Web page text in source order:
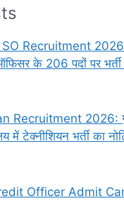
SO Recruitment
के 206 पदों पर
Recruitment 2026:
में टेक्नीशियन भर्ती का
Officer Admit